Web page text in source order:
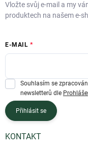
Vložte svůj e-mail a my
produktech na našem e-
E-MAIL
Souhlasím se
newsletterů dle
Přihlásit se
KONTAKT